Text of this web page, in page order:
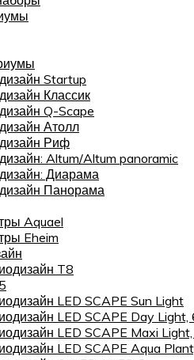
Startup
Классик
Q-Scape
Атолл
Риф
Altum/Altum panoramic
Диарама
Панорама
Aquael
Eheim
T8
LED SCAPE Sun Light
LED SCAPE Day
LED SCAPE Maxi
LED SCAPE Aqua